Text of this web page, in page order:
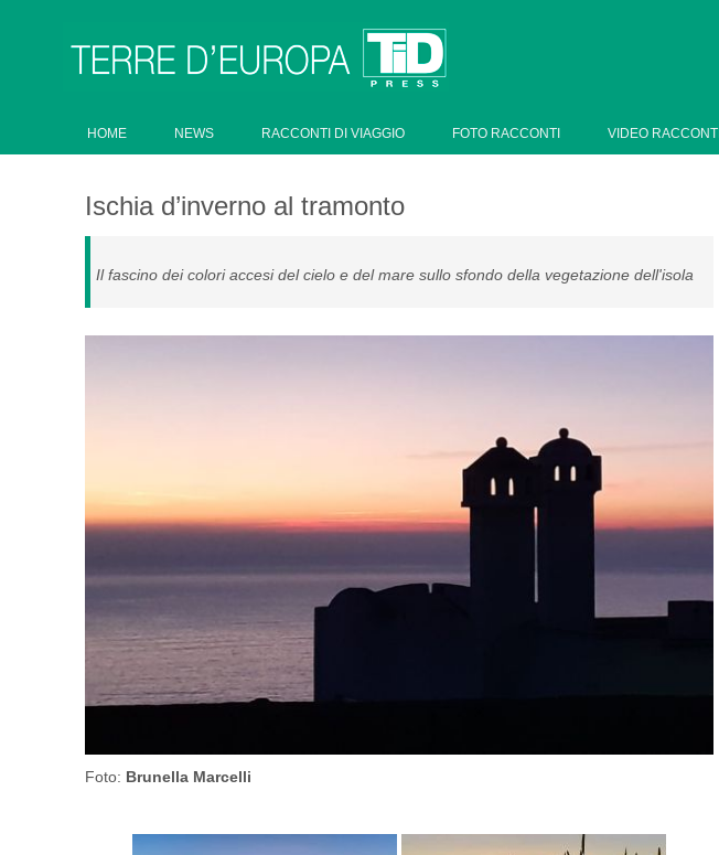
HOME NEWS RACCONTI DI VIAGGIO FOTO RACCONTI VIDEO RACCONTI
Ischia d’inverno al tramonto
Il fascino dei colori accesi del cielo e del mare sullo sfondo della vegetazione dell'isola
Foto: Brunella Marcelli